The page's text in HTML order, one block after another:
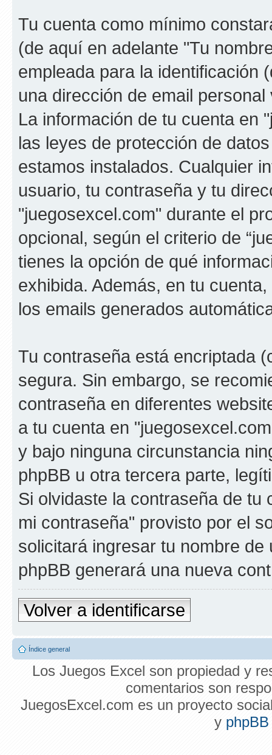
Tu cuenta como mínimo
(de aquí en adelante "Tu
empleada para la identificación
una dirección de email
La información de tu cuenta en
las leyes de protección de
estamos instalados. Cualquier
usuario, tu contraseña y tu
"juegosexcel.com" durante el
opcional, según el criterio de
tienes la opción de qué
exhibida. Además, en tu
los emails generados
Tu contraseña está encriptada
segura. Sin embargo, se
contraseña en diferentes
a tu cuenta en
y bajo ninguna circunstancia
phpBB u otra tercera parte,
Si olvidaste la contraseña de
mi contraseña" provisto por el
solicitará ingresar tu nombre
phpBB generará una nueva
Volver a identificarse
Índice general
Los Juegos Excel son propiedad y
comentarios son
JuegosExcel.com es un proyecto
y phpBB